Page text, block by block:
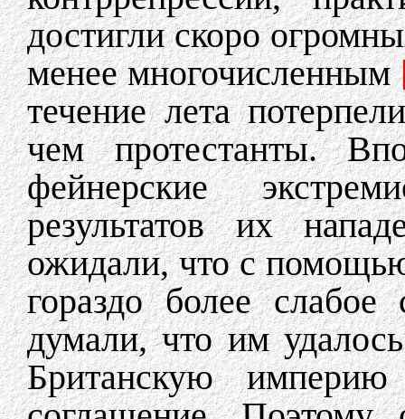
достигли скоро
менее многочисленным
течение лета
чем протестанты.
фейнерские
результатов их
ожидали, что с
гораздо более слабое
думали, что им
Британскую